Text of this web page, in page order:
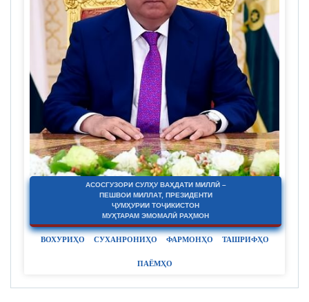
АСОСГУЗОРИ СУЛҲУ ВАҲДАТИ МИЛЛӢ –
ПЕШВОИ МИЛЛАТ, ПРЕЗИДЕНТИ
ҶУМҲУРИИ ТОҶИКИСТОН
МУҲТАРАМ ЭМОМАЛӢ РАҲМОН
ВОХУРИҲО СУХАНРОНИҲО ФАРМОНҲО ТАШРИФҲО
ПАЁМҲО